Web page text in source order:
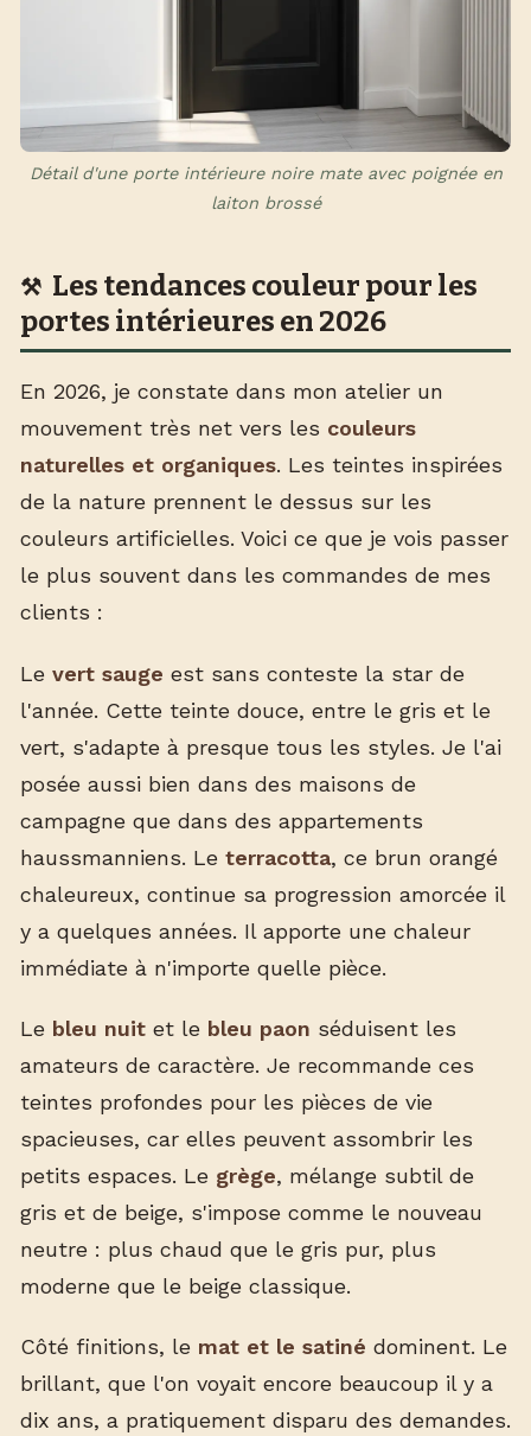
Détail d'une porte intérieure noire mate avec poignée en
laiton brossé
Les tendances couleur pour les
portes intérieures en 2026
En 2026, je constate dans mon atelier un
mouvement très net vers les couleurs
naturelles et organiques. Les teintes inspirées
de la nature prennent le dessus sur les
couleurs artificielles. Voici ce que je vois passer
le plus souvent dans les commandes de mes
clients :
Le vert sauge est sans conteste la star de
l'année. Cette teinte douce, entre le gris et le
vert, s'adapte à presque tous les styles. Je l'ai
posée aussi bien dans des maisons de
campagne que dans des appartements
haussmanniens. Le terracotta, ce brun orangé
chaleureux, continue sa progression amorcée il
y a quelques années. Il apporte une chaleur
immédiate à n'importe quelle pièce.
Le bleu nuit et le bleu paon séduisent les
amateurs de caractère. Je recommande ces
teintes profondes pour les pièces de vie
spacieuses, car elles peuvent assombrir les
petits espaces. Le grège, mélange subtil de
gris et de beige, s'impose comme le nouveau
neutre : plus chaud que le gris pur, plus
moderne que le beige classique.
Côté finitions, le mat et le satiné dominent. Le
brillant, que l'on voyait encore beaucoup il y a
dix ans, a pratiquement disparu des demandes.